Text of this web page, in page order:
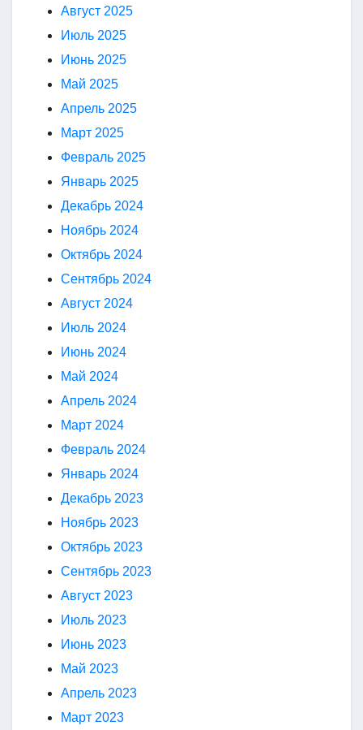
Август 2025
Июль 2025
Июнь 2025
Май 2025
Апрель 2025
Март 2025
Февраль 2025
Январь 2025
Декабрь 2024
Ноябрь 2024
Октябрь 2024
Сентябрь 2024
Август 2024
Июль 2024
Июнь 2024
Май 2024
Апрель 2024
Март 2024
Февраль 2024
Январь 2024
Декабрь 2023
Ноябрь 2023
Октябрь 2023
Сентябрь 2023
Август 2023
Июль 2023
Июнь 2023
Май 2023
Апрель 2023
Март 2023